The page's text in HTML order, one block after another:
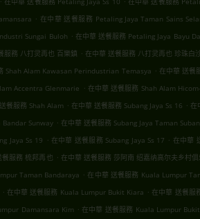
. 在中華 送餐服務 Petaling Jaya Taman Sains
Sungai Buloh . 在中華 送餐服務 Petaling Jaya Bayu
服務 八打灵再也 百樂鎮 . 在中華 送餐服務 八打灵再也 珍珠白
Shah Alam Kawasan Perindustrian Temasya . 在中華 送餐
Accentra Glenmarie . 在中華 送餐服務 Shah Alam
餐服務 Shah Alam . 在中華 送餐服務 Subang Jaya Ss 16 . 在
Bandar Sunway . 在中華 送餐服務 Subang Jaya Taman
Jaya Ss 19 . 在中華 送餐服務 Subang Jaya Ss 17 . 在中華
餐服務 梳邦再也 . 在中華 送餐服務 莎阿南 绍嘉纳高尔夫乡村俱
Taman Bandaraya . 在中華 送餐服務 Kuala Lumpur
. 在中華 送餐服務 Kuala Lumpur Bukit Kiara . 在中華 送餐服
Damansara Kim . 在中華 送餐服務 Kuala Lumpur